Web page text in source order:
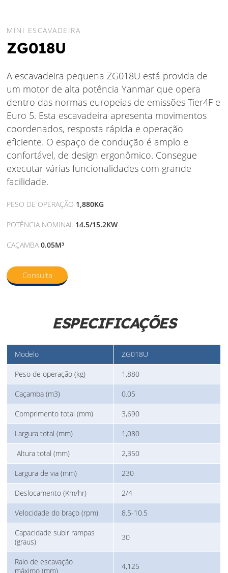
MINI ESCAVADEIRA
ZG018U
A escavadeira pequena ZG018U está provida de
um motor de alta potência Yanmar que opera
dentro das normas europeias de emissões Tier4F e
Euro 5. Esta escavadeira apresenta movimentos
coordenados, resposta rápida e operação
eficiente. O espaço de condução é amplo e
confortável, de design ergonômico. Consegue
executar várias funcionalidades com grande
facilidade.
PESO DE OPERAÇÃO 1,880KG
POTÊNCIA NOMINAL 14.5/15.2KW
CAÇAMBA0.05M³
Consulta
ESPECIFICAÇÕES
Modelo ZG018U
Peso de operação (kg) 1,880
Caçamba (m3) 0.05
Comprimento total (mm) 3,690
Largura total (mm) 1,080
Altura total (mm) 2,350
Largura de via (mm) 230
Deslocamento (Km/hr) 2/4
Velocidade do braço (rpm) 8.5-10.5
Capacidade subir rampas
(graus)
30
Raio de escavação
máximo (mm)
4,125